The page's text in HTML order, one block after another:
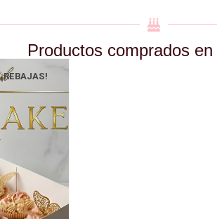
Productos comprados
¡REBAJAS!